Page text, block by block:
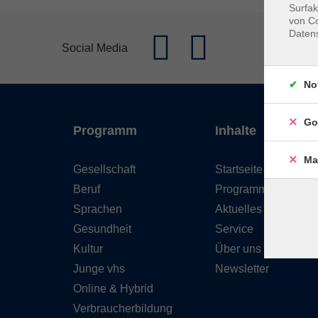
Social Media
Programm
Gesellschaft
Beruf
Sprachen
Gesundheit
Kultur
Junge vhs
Online & Hybrid
Verbraucherbildung
Inhalte
Startseite
Programm
Aktuelles
Service
Über uns
Newsletter
von